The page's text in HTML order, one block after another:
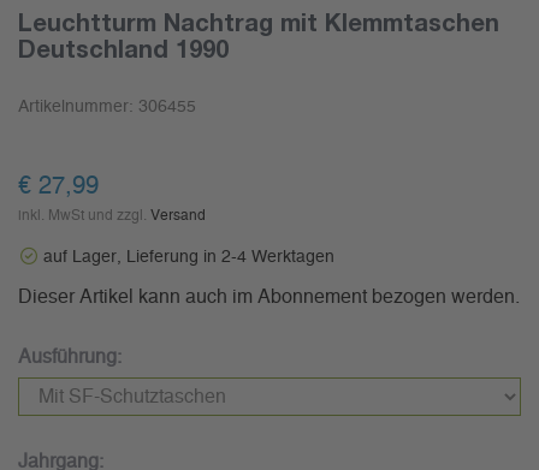
Leuchtturm Nachtrag mit Klemmtaschen
Deutschland 1990
Artikelnummer: 306455
€ 27,99
inkl. MwSt und zzgl. Versand
auf Lager, Lieferung in 2-4 Werktagen
Dieser Artikel kann auch im Abonnement bezogen werden.
Ausführung:
Jahrgang: